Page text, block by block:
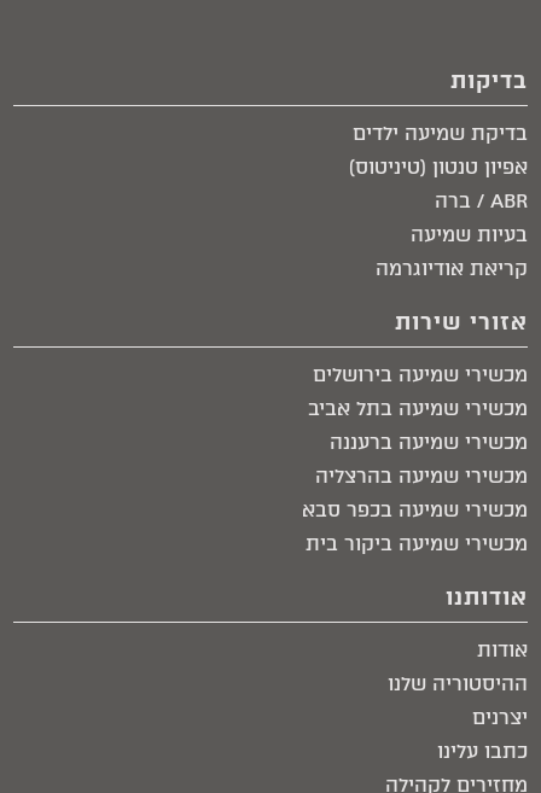
בדיקות
בדיקת שמיעה ילדים
אפיון טנטון (טיניטוס)
ABR / ברה
בעיות שמיעה
קריאת אודיוגרמה
אזורי שירות
מכשירי שמיעה בירושלים​
מכשירי שמיעה בתל אביב​
מכשירי שמיעה ברעננה
מכשירי שמיעה בהרצליה
מכשירי שמיעה בכפר סבא
מכשירי שמיעה ביקור בית​
אודותנו
אודות
ההיסטוריה שלנו
יצרנים
כתבו עלינו
מחזירים לקהילה